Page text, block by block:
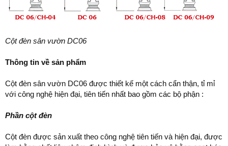
Cột đèn sân vườn DC06
Thông tin về sản phẩm
Cột đèn sân vườn DC06 được thiết kế một cách cẩn thận, tỉ mỉ
với công nghệ hiện đại, tiên tiến nhất bao gồm các bộ phận :
Phần cột đèn
Cột đèn được sản xuất theo công nghệ tiên tiến và hiện đại, được